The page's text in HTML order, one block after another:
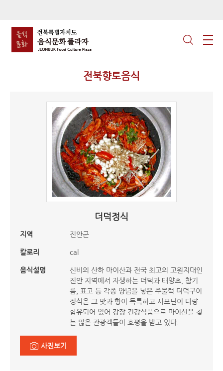
전북향토음식
더덕정식
지역 진안군
칼로리 cal
음식설명
신비의 산하 마이산과 전국 최고의 고원지대인
진안 지역에서 자생하는 더덕과 태양초, 참기
름, 표고 등 각종 양념을 넣은 주물럭 더덕구이
정식은 그 맛과 향이 독특하고 사포닌이 다량
함유되어 있어 강장 건강식품으로 마이산을 찾
는 많은 관광객들이 호평을 받고 있다.
사진보기